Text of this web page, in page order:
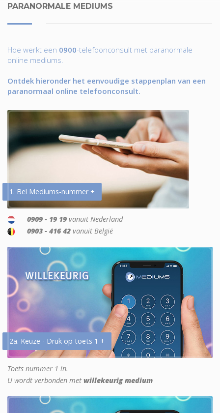
PARANORMALE MEDIUMS
Hoe werkt een 0900-telefoonconsult met paranormale
online mediums.
Ontdek hieronder het eenvoudige stappenplan van een
paranormaal online telefoonconsult.
1. Bel Mediums-nummer +
0909 - 19 19 vanuit Nederland
0903 - 416 42 vanuit België
2a. Keuze - Druk op toets 1 +
Toets nummer 1 in.
U wordt verbonden met willekeurig medium